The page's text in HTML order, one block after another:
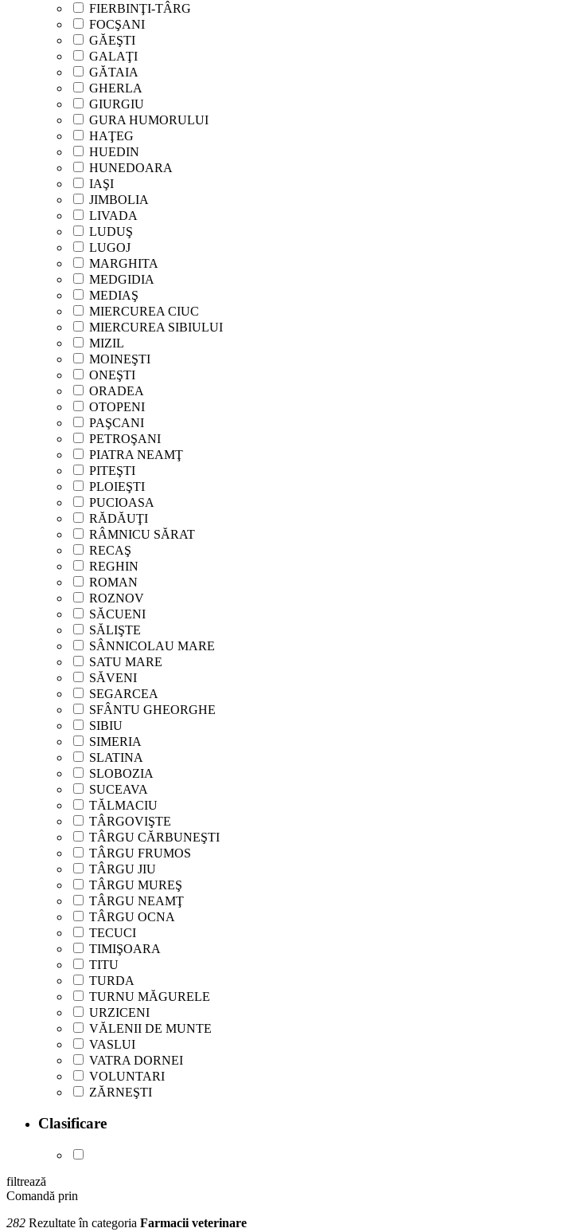
FIERBINŢI-TÂRG
FOCŞANI
GĂEŞTI
GALAŢI
GĂTAIA
GHERLA
GIURGIU
GURA HUMORULUI
HAŢEG
HUEDIN
HUNEDOARA
IAŞI
JIMBOLIA
LIVADA
LUDUŞ
LUGOJ
MARGHITA
MEDGIDIA
MEDIAŞ
MIERCUREA CIUC
MIERCUREA SIBIULUI
MIZIL
MOINEŞTI
ONEŞTI
ORADEA
OTOPENI
PAŞCANI
PETROŞANI
PIATRA NEAMŢ
PITEŞTI
PLOIEŞTI
PUCIOASA
RĂDĂUŢI
RÂMNICU SĂRAT
RECAŞ
REGHIN
ROMAN
ROZNOV
SĂCUENI
SĂLIŞTE
SÂNNICOLAU MARE
SATU MARE
SĂVENI
SEGARCEA
SFÂNTU GHEORGHE
SIBIU
SIMERIA
SLATINA
SLOBOZIA
SUCEAVA
TĂLMACIU
TÂRGOVIŞTE
TÂRGU CĂRBUNEŞTI
TÂRGU FRUMOS
TÂRGU JIU
TÂRGU MUREŞ
TÂRGU NEAMŢ
TÂRGU OCNA
TECUCI
TIMIŞOARA
TITU
TURDA
TURNU MĂGURELE
URZICENI
VĂLENII DE MUNTE
VASLUI
VATRA DORNEI
VOLUNTARI
ZĂRNEŞTI
Clasificare
filtrează
Comandă prin
282 Rezultate în categoria Farmacii veterinare